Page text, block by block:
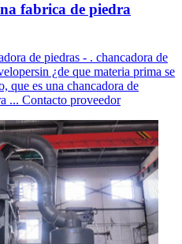
fabrica de piedra
de piedras - . chancadora de
¿de que materia prima se
que es una chancadora de
... Contacto proveedor